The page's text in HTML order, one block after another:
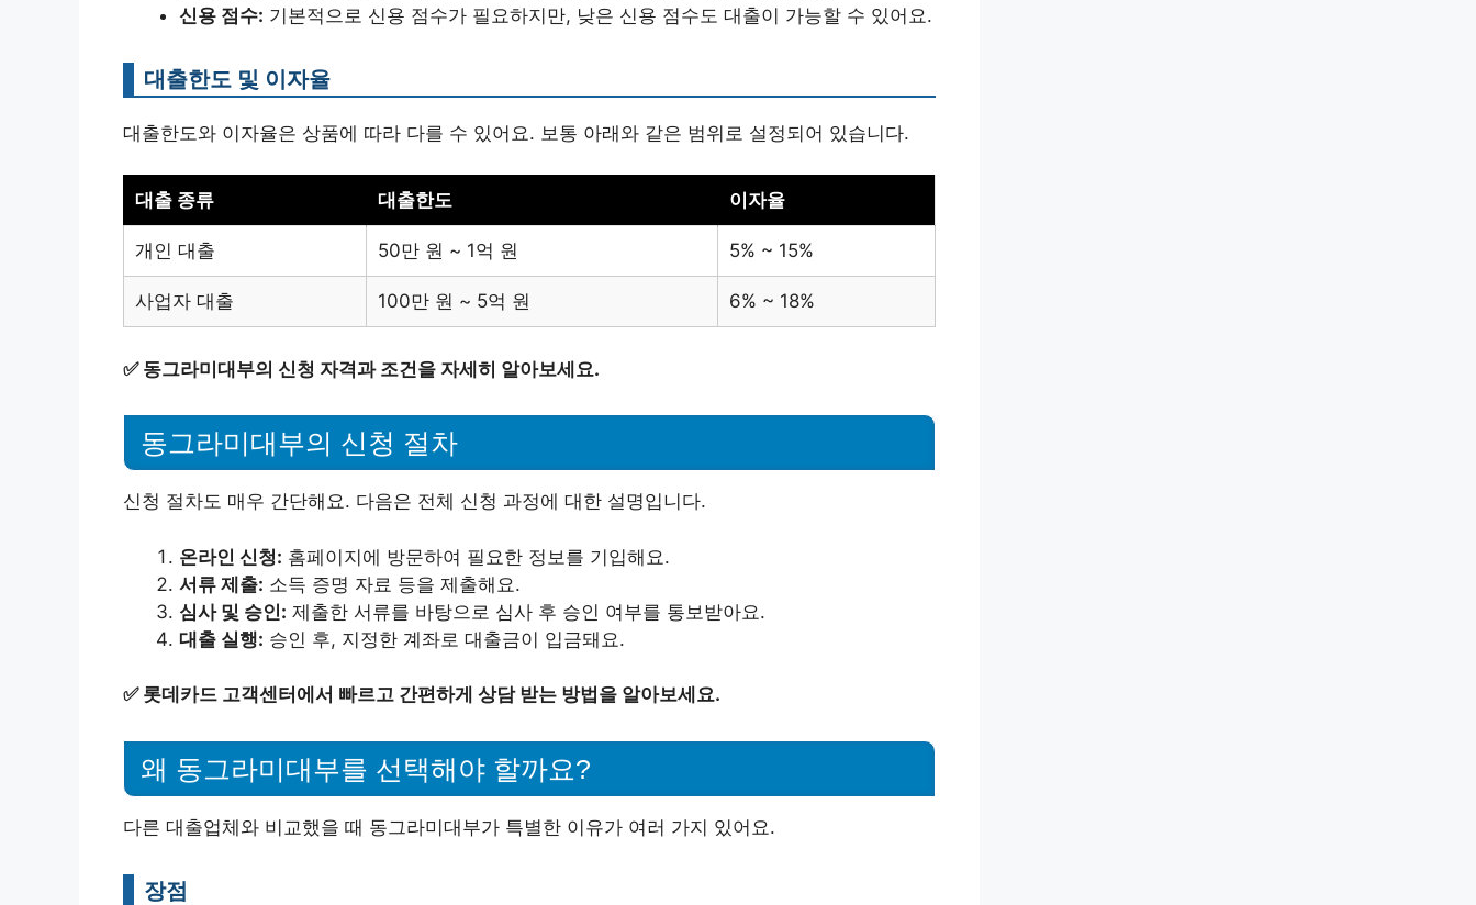
신용 점수: 기본적으로 신용 점수가 필요하지만, 낮은 신용 점수도 대출이 가능할 수 있어요.
대출한도 및 이자율
대출한도와 이자율은 상품에 따라 다를 수 있어요. 보통 아래와 같은 범위로 설정되어 있습니다.
대출 종류 대출한도 이자율
개인 대출 50만 원 ~ 1억 원 5% ~ 15%
사업자 대출 100만 원 ~ 5억 원 6% ~ 18%
✅ 동그라미대부의 신청 자격과 조건을 자세히 알아보세요.
동그라미대부의 신청 절차
신청 절차도 매우 간단해요. 다음은 전체 신청 과정에 대한 설명입니다.
온라인 신청: 홈페이지에 방문하여 필요한 정보를 기입해요.
서류 제출: 소득 증명 자료 등을 제출해요.
심사 및 승인: 제출한 서류를 바탕으로 심사 후 승인 여부를 통보받아요.
대출 실행: 승인 후, 지정한 계좌로 대출금이 입금돼요.
✅ 롯데카드 고객센터에서 빠르고 간편하게 상담 받는 방법을 알아보세요.
왜 동그라미대부를 선택해야 할까요?
다른 대출업체와 비교했을 때 동그라미대부가 특별한 이유가 여러 가지 있어요.
장점